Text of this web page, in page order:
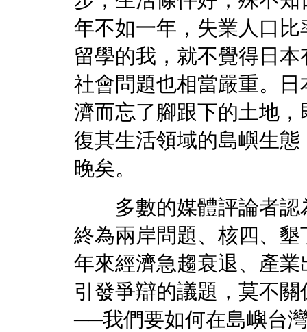
年不如一年，失業人口
留學的我，就不覺得日
社會問題也相當嚴重。
濟而忘了腳跟下的土地
復其生活領域的島嶼生
晚矣。
多數的媒體評論者認
終為兩岸問題、核四、
年來經濟急趨衰退、產
引發爭辯的議題，莫不
──我們要如何在島嶼台